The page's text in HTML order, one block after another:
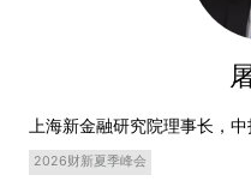
上海新金融研究院理事长，
2026财新夏季峰会